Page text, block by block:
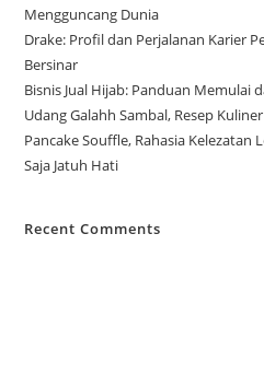
Mengguncang Dunia
Drake: Profil dan Perjalanan Karier
Bersinar
Bisnis Jual Hijab: Panduan Memulai
Udang Galahh Sambal, Resep
Pancake Souffle, Rahasia
Saja Jatuh Hati
Recent Comments